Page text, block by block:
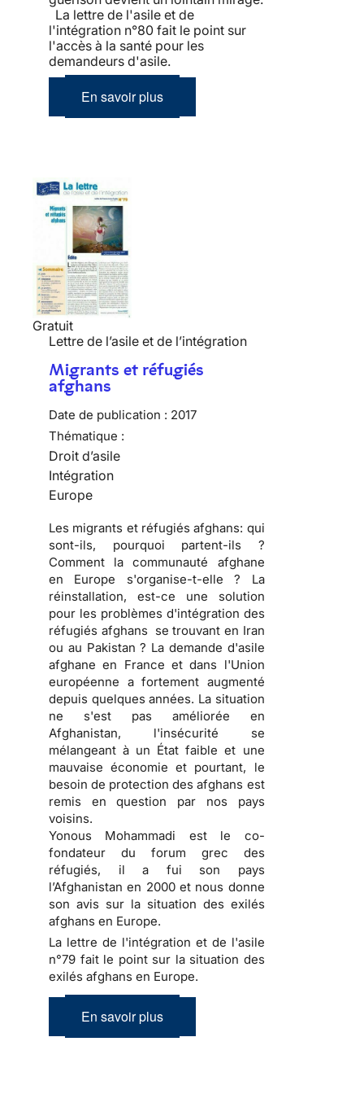
La lettre de l'asile et de
l'intégration n°80 fait le point sur
l'accès à la santé pour les
demandeurs d'asile.
En savoir plus
Gratuit
Lettre de l’asile et de l’intégration
Migrants et réfugiés
afghans
Date de publication : 2017
Thématique :
Droit d’asile
Intégration
Europe
Les migrants et réfugiés afghans: qui
sont-ils, pourquoi partent-ils ?
Comment la communauté afghane
en Europe s'organise-t-elle ? La
réinstallation, est-ce une solution
pour les problèmes d'intégration des
réfugiés afghans se trouvant en Iran
ou au Pakistan ? La demande d'asile
afghane en France et dans l'Union
européenne a fortement augmenté
depuis quelques années. La situation
ne s'est pas améliorée en
Afghanistan, l'insécurité se
mélangeant à un État faible et une
mauvaise économie et pourtant, le
besoin de protection des afghans est
remis en question par nos pays
voisins.
Yonous Mohammadi est le co-
fondateur du forum grec des
réfugiés, il a fui son pays
l’Afghanistan en 2000 et nous donne
son avis sur la situation des exilés
afghans en Europe.
La lettre de l'intégration et de l'asile
n°79 fait le point sur la situation des
exilés afghans en Europe.
En savoir plus